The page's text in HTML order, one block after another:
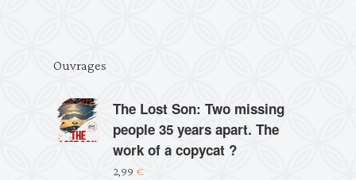
Ouvrages
The Lost Son: Two missing
people 35 years apart. The
work of a copycat ?
2,99 €